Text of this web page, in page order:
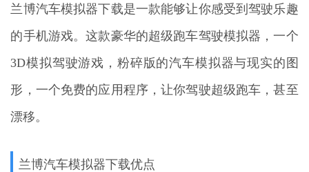
兰博汽车模拟器下载是一款能够让你感受到驾驶乐趣
的手机游戏。这款豪华的超级跑车驾驶模拟器，一个
3D模拟驾驶游戏，粉碎版的汽车模拟器与现实的图
形，一个免费的应用程序，让你驾驶超级跑车，甚至
漂移。
兰博汽车模拟器下载优点